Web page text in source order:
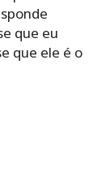
que eu
que ele é o